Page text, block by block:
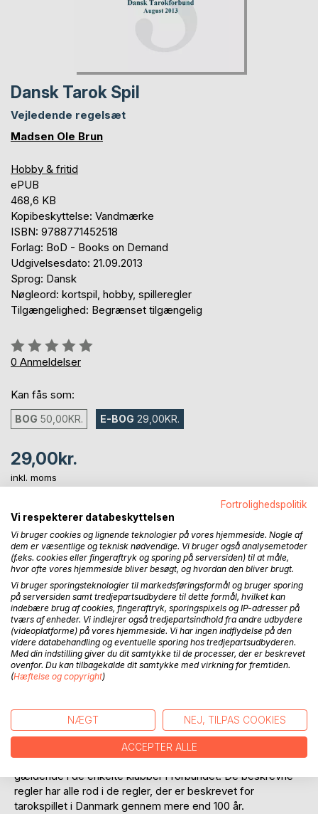
Dansk Tarok Spil
Vejledende regelsæt
Madsen Ole Brun
Hobby & fritid
ePUB
468,6 KB
Kopibeskyttelse: Vandmærke
ISBN: 9788771452518
Forlag: BoD - Books on Demand
Udgivelsesdato: 21.09.2013
Sprog: Dansk
Nøgleord: kortspil, hobby, spilleregler
Tilgængelighed: Begrænset tilgængelig
Anmeldelse::
0%
0 Anmeldelser
Kan fås som:
BOG 50,00KR. E-BOG 29,00KR.
29,00kr.
inkl. moms
Tilgængelig som download
LÆG I INDKØBSKURVEN
Føj til ønskeliste
Anmeld titel
Dansk Tarokforbunds Vejledende Spilleregler, inklusive
varianter, er udarbejdet ud fra den praksis, der er
gældende i de enkelte klubber i forbundet. De beskrevne
regler har alle rod i de regler, der er beskrevet for
tarokspillet i Danmark gennem mere end 100 år.
Fortrolighedspolitik
Vi respekterer databeskyttelsen
Vi bruger cookies og lignende teknologier på vores hjemmeside. Nogle af
dem er væsentlige og teknisk nødvendige. Vi bruger også analysemetoder
(f.eks. cookies eller fingeraftryk og sporing på serversiden) til at måle,
hvor ofte vores hjemmeside bliver besøgt, og hvordan den bliver brugt.
Vi bruger sporingsteknologier til markedsføringsformål og bruger sporing
på serversiden samt tredjepartsudbydere til dette formål, hvilket kan
indebære brug af cookies, fingeraftryk, sporingspixels og IP-adresser på
tværs af enheder. Vi indlejrer også tredjepartsindhold fra andre udbydere
(videoplatforme) på vores hjemmeside. Vi har ingen indflydelse på den
videre databehandling og eventuelle sporing hos tredjepartsudbyderen.
Med din indstilling giver du dit samtykke til de processer, der er beskrevet
ovenfor. Du kan tilbagekalde dit samtykke med virkning for fremtiden.
(Hæftelse og copyright)
NÆGT NEJ, TILPAS COOKIES
ACCEPTER ALLE